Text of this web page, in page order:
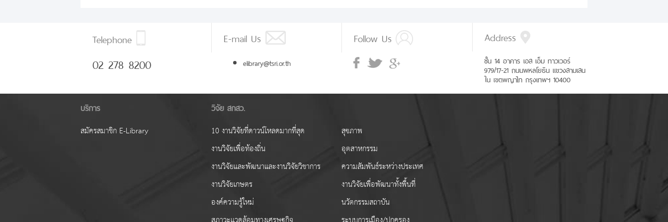
Telephone
02 278 8200
E-mail Us
elibrary@tsri.or.th
Follow Us Address
ชั้น 14 อาคาร เอส เอ็ม ทาวเวอร์
979/17-21 ถนนพหลโยธิน แขวงสามเสน
ใน เขตพญาไท กรุงเทพฯ 10400
บริการ
สมัครสมาชิก E-Library
วิจัย สกสว.
10 งานวิจัยที่ดาวน์โหลดมากที่สุด
งานวิจัยเพื่อท้องถิ่น
งานวิจัยและพัฒนาและงานวิจัยวิชาการ
งานวิจัยเกษตร
องค์ความรู้ใหม่
สุขภาพ
อุตสาหกรรม
ความสัมพันธ์ระหว่างประเทศ
งานวิจัยเพื่อพัฒนาทั้งพื้นที่
นวัตกรรมสถาบัน